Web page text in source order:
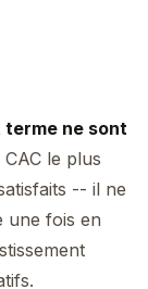
terme ne sont
le plus
-- il ne
une fois en